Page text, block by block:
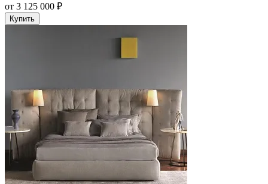
от 3 125 000 ₽
Купить